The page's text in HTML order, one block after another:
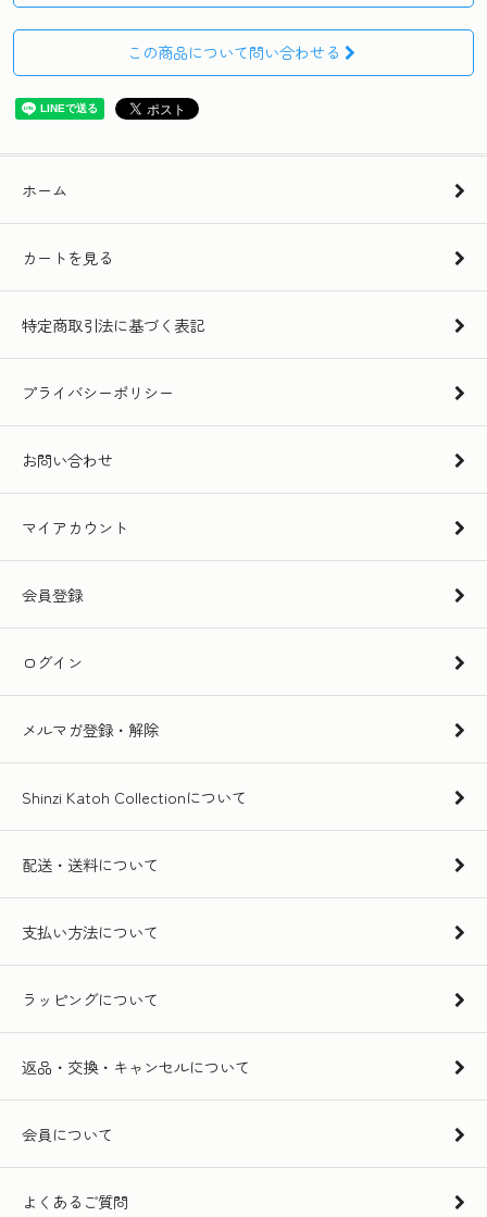
この商品について問い合わせる
ホーム
カートを見る
特定商取引法に基づく表記
プライバシーポリシー
お問い合わせ
マイアカウント
会員登録
ログイン
メルマガ登録・解除
Shinzi Katoh Collectionについて
配送・送料について
支払い方法について
ラッピングについて
返品・交換・キャンセルについて
会員について
よくあるご質問